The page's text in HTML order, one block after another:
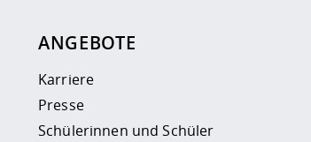
ANGEBOTE
Karriere
Presse
Schülerinnen und Schüler